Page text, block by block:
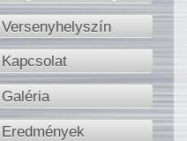
Versenyhelyszín
Kapcsolat
Galéria
Eredmények